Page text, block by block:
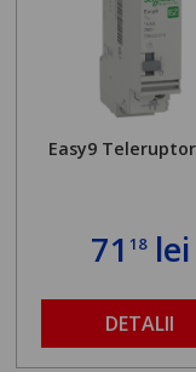
Easy9
71 18lei
DETALII